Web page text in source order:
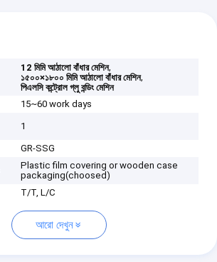
12 মিমি আঠালো বাঁধার মেশিন,
১৫০০×১৮০০ মিমি আঠালো বাঁধার মেশিন,
পিএলসি কন্ট্রোল গ্লু বন্ডিং মেশিন
15~60 work days
1
GR-SSG
Plastic film covering or wooden case
packaging(choosed)
T/T, L/C
আরো দেখুন